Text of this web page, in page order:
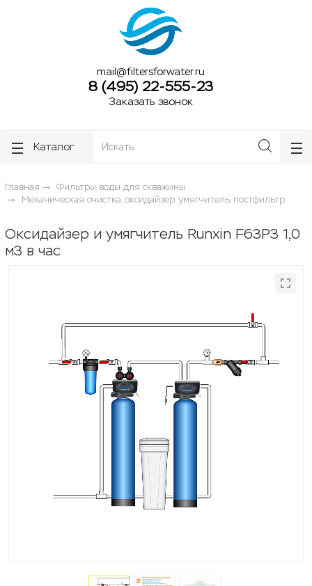
mail@filtersforwater.ru
8 (495) 22-555-23
Заказать звонок
Каталог
Главная
Фильтры воды для скважины
Механическая очистка, оксидайзер, умягчитель, постфильтр
Оксидайзер и умягчитель Runxin F63P3 1,0
м3 в час